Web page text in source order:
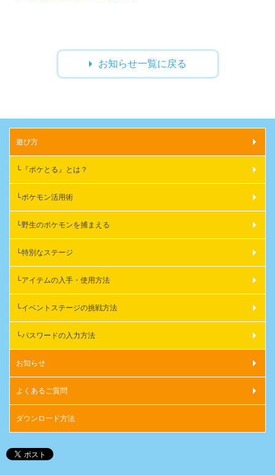
お知らせ一覧に戻る
遊び方
『ポケとる』とは？
ポケモン活用術
野生のポケモンを捕まえる
特別なステージ
アイテムの入手・使用方法
イベントステージの挑戦方法
パスワードの入力方法
お知らせ
よくあるご質問
ダウンロード方法